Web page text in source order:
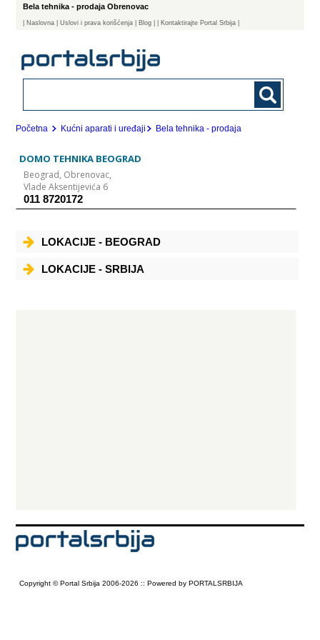
Bela tehnika - prodaja Obrenovac
Naslovna | Uslovi i prava korišćenja Blog | Kontaktirajte Portal Srbija |
Početna Kućni aparati i uređaji Bela tehnika - prodaja
DOMO TEHNIKA BEOGRAD
Beograd, Obrenovac,
Vlade Aksentijevića 6
011 8720172
LOKACIJE - BEOGRAD
LOKACIJE - SRBIJA
Copyright © Portal Srbija 2006-2026 :: Powered by PORTALSRBIJA